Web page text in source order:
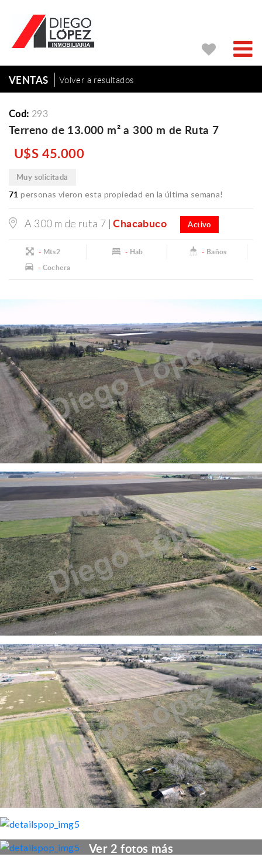
VENTAS Volver a resultados
Cod: 293
Terreno de 13.000 m² a 300 m de Ruta 7
U$S 45.000
Muy solicitada
71personas vieron esta propiedad en la última semana!
A 300 m de ruta 7 |Chacabuco Activo
- Mts2 - Hab - Baños
- Cochera
Ver 2 fotos más